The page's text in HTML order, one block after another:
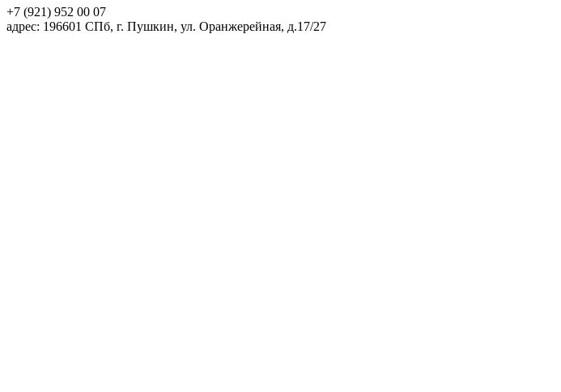
+7 (921) 952 00 07
адpec: 196601 СПб, г. Пушкин, ул. Оранжерейная, д.17/27